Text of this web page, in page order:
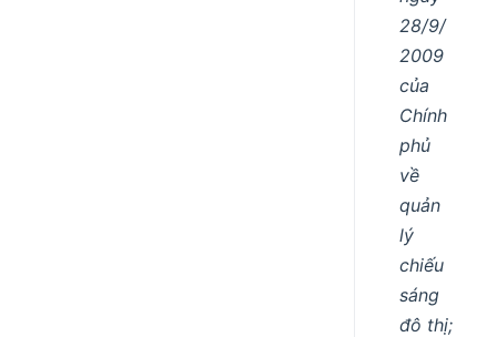
28/9/
2009
của
Chính
phủ
về
quản
lý
chiếu
sáng
đô thị;